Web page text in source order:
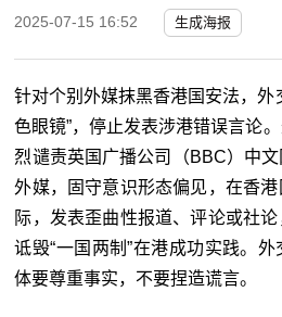
2025-07-15 16:52 生成海报
针对个别外媒抹黑香港国安法，外
色眼镜”，停止发表涉港错误言论
烈谴责英国广播公司（BBC）中
外媒，固守意识形态偏见，在香
际，发表歪曲性报道、评论或社论
诋毁“一国两制”在港成功实践。
体要尊重事实，不要捏造谎言。